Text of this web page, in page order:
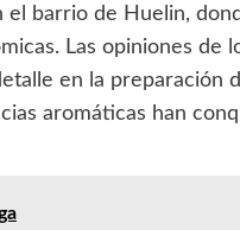
el barrio de Huelin,
Las opiniones de
en la preparación
aromáticas han